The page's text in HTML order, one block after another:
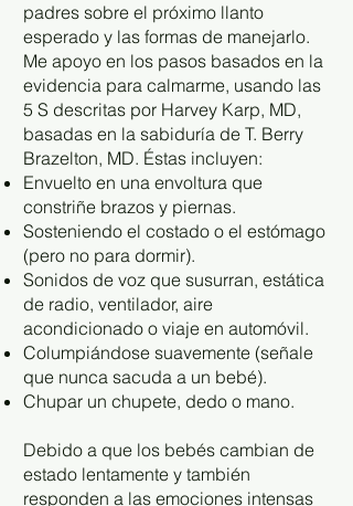
padres sobre el próximo llanto
esperado y las formas de manejarlo.
Me apoyo en los pasos basados en la
evidencia para calmarme, usando las
5 S descritas por Harvey Karp, MD,
basadas en la sabiduría de T. Berry
Brazelton, MD. Éstas incluyen:
Envuelto en una envoltura que
constriñe brazos y piernas.
Sosteniendo el costado o el estómago
(pero no para dormir).
Sonidos de voz que susurran, estática
de radio, ventilador, aire
acondicionado o viaje en automóvil.
Columpiándose suavemente (señale
que nunca sacuda a un bebé).
Chupar un chupete, dedo o mano.
Debido a que los bebés cambian de
estado lentamente y también
responden a las emociones intensas